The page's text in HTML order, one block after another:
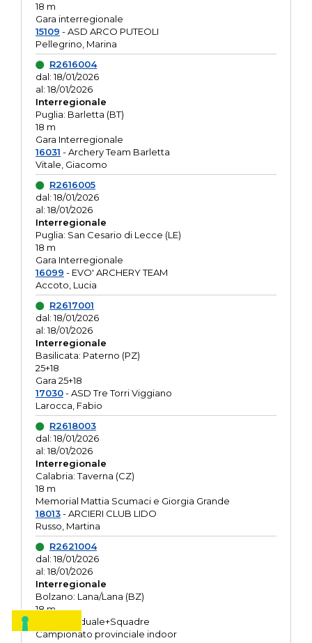
18 m
Gara interregionale
15109 - ASD ARCO PUTEOLI
Pellegrino, Marina
R2616004
dal: 18/01/2026
al: 18/01/2026
Interregionale
Puglia: Barletta (BT)
18 m
Gara Interregionale
16031 - Archery Team Barletta
Vitale, Giacomo
R2616005
dal: 18/01/2026
al: 18/01/2026
Interregionale
Puglia: San Cesario di Lecce (LE)
18 m
Gara Interregionale
16099 - EVO' ARCHERY TEAM
Accoto, Lucia
R2617001
dal: 18/01/2026
al: 18/01/2026
Interregionale
Basilicata: Paterno (PZ)
25+18
Gara 25+18
17030- ASD Tre Torri Viggiano
Larocca, Fabio
R2618003
dal: 18/01/2026
al: 18/01/2026
Interregionale
Calabria: Taverna (CZ)
18 m
Memorial Mattia Scumaci e Giorgia Grande
18013- ARCIERI CLUB LIDO
Russo, Martina
R2621004
dal: 18/01/2026
al: 18/01/2026
Interregionale
Bolzano: Lana/Lana (BZ)
18 m
O.R. Individuale+Squadre
Campionato provinciale indoor